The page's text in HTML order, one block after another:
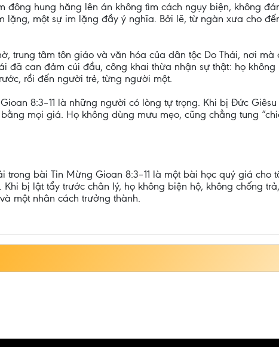
đông hung hăng lên án không tìm cách ngụy biện, không
lặng, một sự im lặng đầy ý nghĩa. Bởi lẽ, từ ngàn xưa cho
trung tâm tôn giáo và văn hóa của dân tộc Do Thái, nơi
đã can đảm cúi đầu, công khai thừa nhận sự thật: họ
rồi đến người trẻ, từng người một.
8:3–11 là những người có lòng tự trọng. Khi bị Đức Giêsu
mọi giá. Họ không dùng mưu mẹo, cũng chẳng tung
trong bài Tin Mừng Gioan 8:3–11 là một bài học quý giá cho
bị lật tẩy trước chân lý, họ không biện hộ, không chống
một nhân cách trưởng thành.